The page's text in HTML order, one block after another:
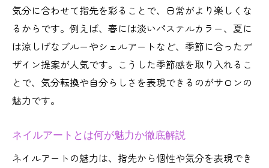
気分に合わせて指先を彩ることで、日常がより楽しくな
るからです。例えば、春には淡いパステルカラー、夏に
は涼しげなブルーやシェルアートなど、季節に合ったデ
ザイン提案が人気です。こうした季節感を取り入れるこ
とで、気分転換や自分らしさを表現できるのがサロンの
魅力です。
ネイルアートとは何が魅力か徹底解説
ネイルアートの魅力は、指先から個性や気分を表現でき